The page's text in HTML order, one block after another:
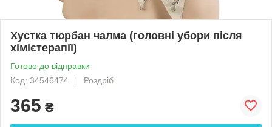
Хустка тюрбан чалма (головні убори після
хімієтерапії)
Готово до відправки
Код: 34546474
Роздріб
365 ₴